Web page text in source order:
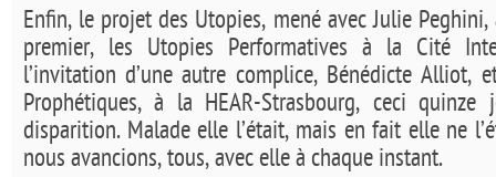
Enfin, le projet des Utopies, mené avec Julie
premier, les Utopies Performatives à la Cité
l’invitation d’une autre complice, Bénédicte Alliot,
Prophétiques, à la HEAR-Strasbourg, ceci
disparition. Malade elle l’était, mais en fait elle ne
nous avancions, tous, avec elle à chaque instant.